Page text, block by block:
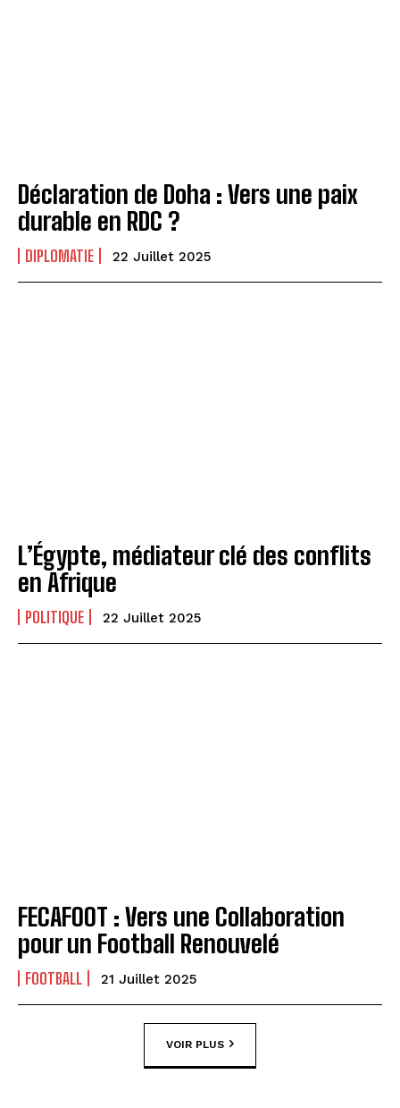
Déclaration de Doha : Vers une paix
durable en RDC ?
DIPLOMATIE 22 Juillet 2025
L’Égypte, médiateur clé des conflits
en Afrique
POLITIQUE 22 Juillet 2025
FECAFOOT : Vers une Collaboration
pour un Football Renouvelé
FOOTBALL 21 Juillet 2025
VOIR PLUS